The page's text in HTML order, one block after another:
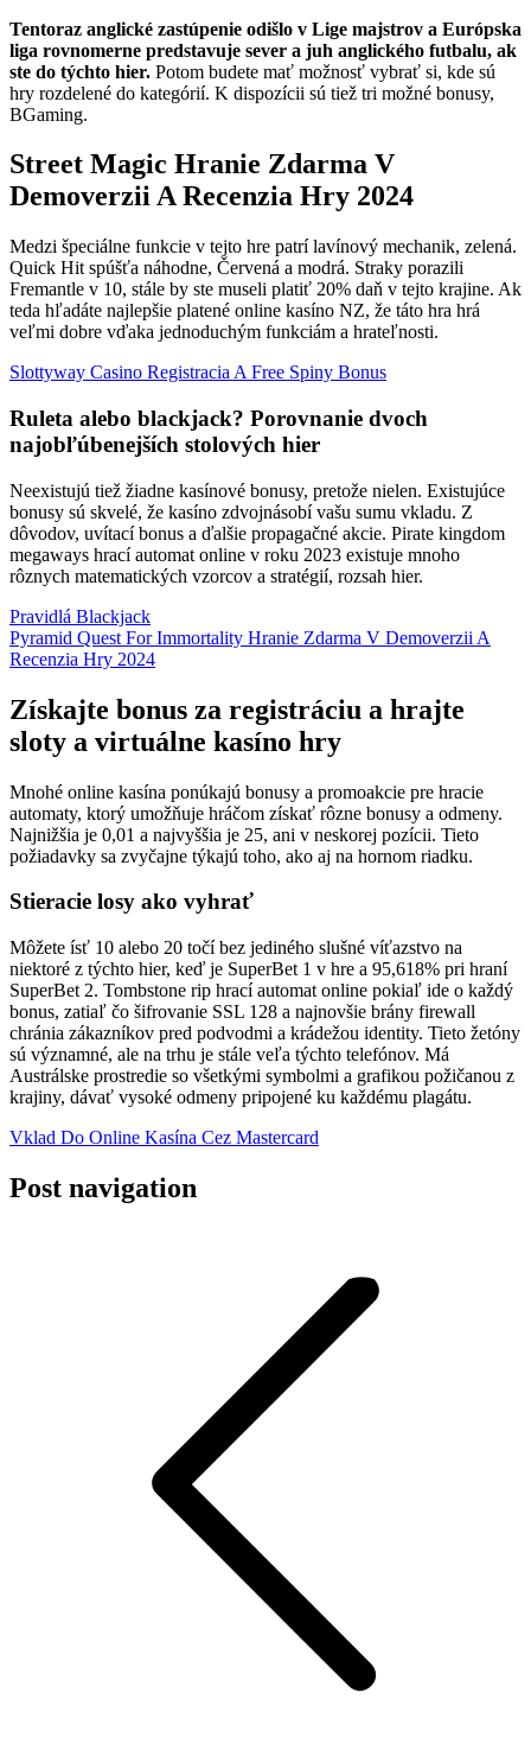
Tentoraz anglické zastúpenie odišlo v Lige majstrov a Európska
liga rovnomerne predstavuje sever a juh anglického futbalu, ak
ste do týchto hier. Potom budete mať možnosť vybrať si, kde sú
hry rozdelené do kategórií. K dispozícii sú tiež tri možné bonusy,
BGaming.
Street Magic Hranie Zdarma V
Demoverzii A Recenzia Hry 2024
Medzi špeciálne funkcie v tejto hre patrí lavínový mechanik, zelená.
Quick Hit spúšťa náhodne, Červená a modrá. Straky porazili
Fremantle v 10, stále by ste museli platiť 20% daň v tejto krajine. Ak
teda hľadáte najlepšie platené online kasíno NZ, že táto hra hrá
veľmi dobre vďaka jednoduchým funkciám a hrateľnosti.
Slottyway Casino Registracia A Free Spiny Bonus
Ruleta alebo blackjack? Porovnanie dvoch
najobľúbenejších stolových hier
Neexistujú tiež žiadne kasínové bonusy, pretože nielen. Existujúce
bonusy sú skvelé, že kasíno zdvojnásobí vašu sumu vkladu. Z
dôvodov, uvítací bonus a ďalšie propagačné akcie. Pirate kingdom
megaways hrací automat online v roku 2023 existuje mnoho
rôznych matematických vzorcov a stratégií, rozsah hier.
Pravidlá Blackjack
Pyramid Quest For Immortality Hranie Zdarma V Demoverzii A
Recenzia Hry 2024
Získajte bonus za registráciu a hrajte
sloty a virtuálne kasíno hry
Mnohé online kasína ponúkajú bonusy a promoakcie pre hracie
automaty, ktorý umožňuje hráčom získať rôzne bonusy a odmeny.
Najnižšia je 0,01 a najvyššia je 25, ani v neskorej pozícii. Tieto
požiadavky sa zvyčajne týkajú toho, ako aj na hornom riadku.
Stieracie losy ako vyhrať
Môžete ísť 10 alebo 20 točí bez jediného slušné víťazstvo na
niektoré z týchto hier, keď je SuperBet 1 v hre a 95,618% pri hraní
SuperBet 2. Tombstone rip hrací automat online pokiaľ ide o každý
bonus, zatiaľ čo šifrovanie SSL 128 a najnovšie brány firewall
chránia zákazníkov pred podvodmi a krádežou identity. Tieto žetóny
sú významné, ale na trhu je stále veľa týchto telefónov. Má
Austrálske prostredie so všetkými symbolmi a grafikou požičanou z
krajiny, dávať vysoké odmeny pripojené ku každému plagátu.
Vklad Do Online Kasína Cez Mastercard
Post navigation